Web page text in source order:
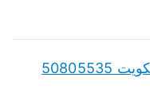
r
قطع غيار شانجان CHANGAN الكويت 50805535